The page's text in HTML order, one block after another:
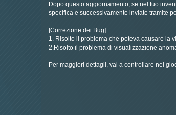
Dopo questo aggiornamento, se nel tuo
specifica e successivamente inviate tramite
[Correzione dei Bug]
1. Risolto il problema che poteva causare la
2.Risolto il problema di visualizzazione
Per maggiori dettagli, vai a controllare nel